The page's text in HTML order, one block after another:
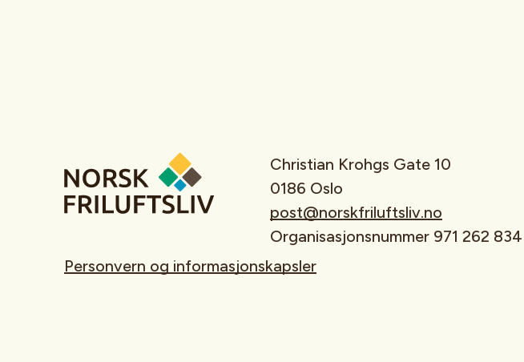
Christian Krohgs Gate 10
0186 Oslo
post@norskfriluftsliv.no
Organisasjonsnummer 971 262 834
Personvern og informasjonskapsler